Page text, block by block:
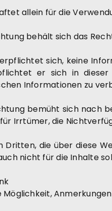
allein für die
behält sich das
sich, keine
er sich in dieser
Informationen zu
bemüht sich nach
Irrtümer, die
Dritten, die über diese
nicht für die Inhalte
Möglichkeit,